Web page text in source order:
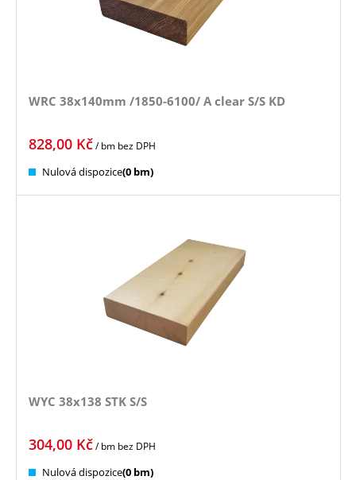
WRC 38x140mm /1850-6100/ A clear S/S KD
828,00 Kč/ bm bez DPH
Nulová dispozice(0 bm)
WYC 38x138 STK S/S
304,00 Kč/ bm bez DPH
Nulová dispozice(0 bm)